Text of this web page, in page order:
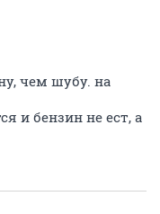
чем шубу. на
и бензин не ест, а